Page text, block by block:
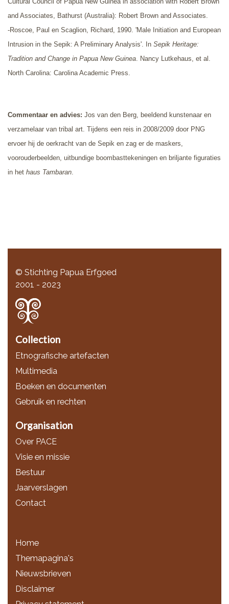
and Associates, Bathurst (Australia): Robert Brown and Associates.
-Roscoe, Paul en Scaglion, Richard, 1990. 'Male Initiation and European
Intrusion in the Sepik: A Preliminary Analysis'. In Sepik Heritage:
Tradition and Change in Papua New Guinea. Nancy Lutkehaus, et al.
North Carolina: Carolina Academic Press.
Commentaar en advies: Jos van den Berg, beeldend kunstenaar en
verzamelaar van tribal art. Tijdens een reis in 2008/2009 door PNG
ervoer hij de oerkracht van de Sepik en zag er de maskers,
voorouderbeelden, uitbundige boombasttekeningen en briljante figuraties
in het haus Tambaran.
© Stichting Papua Erfgoed
2001 - 2023
Collection
Etnografische artefacten
Multimedia
Boeken en documenten
Gebruik en rechten
Organisation
Over PACE
Visie en missie
Bestuur
Jaarverslagen
Contact
Home
Themapagina's
Nieuwsbrieven
Disclaimer